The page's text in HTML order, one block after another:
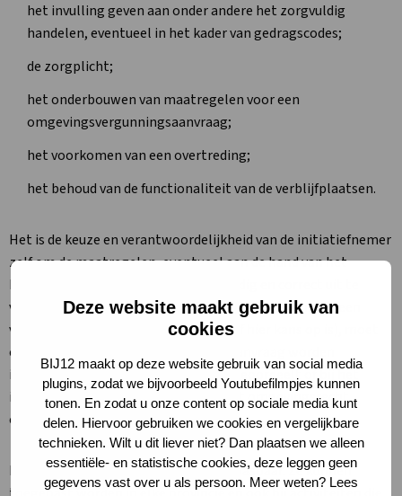
Deze website maakt gebruik van
cookies
BIJ12 maakt op deze website gebruik van social media
plugins, zodat we bijvoorbeeld Youtubefilmpjes kunnen
tonen. En zodat u onze content op sociale media kunt
delen. Hiervoor gebruiken we cookies en vergelijkbare
technieken. Wilt u dit liever niet? Dan plaatsen we alleen
essentiële- en statistische cookies, deze leggen geen
gegevens vast over u als persoon. Meer weten? Lees
het invulling geven aan onder andere het zorgvuldig
handelen, eventueel in het kader van gedragscodes;
de zorgplicht;
het onderbouwen van maatregelen voor een
omgevingsvergunningsaanvraag;
het voorkomen van een overtreding;
het behoud van de functionaliteit van de verblijfplaatsen.
Het is de keuze en verantwoordelijkheid van de initiatiefnemer
zelf om de maatregelen, eventueel aan de hand van het
kennisdocument, te formuleren en tijdig en correct uit te
voeren ter voorkoming van overtreding(en). Wanneer een
verbodsbepaling overtreden wordt (of hier kans op is), moet
er altijd een omgevingsvergunningsaanvraag worden
ingediend. De betrokken deskundige beoordeelt of bij het
initiatief verbodsbepalingen uit de het omgevingsrecht
overtreden worden.
Kennisdocumenten zijn landelijk toepasbaar. Ze kunnen